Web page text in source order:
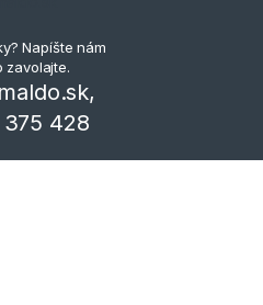
Napíšte nám
zavolajte.
428